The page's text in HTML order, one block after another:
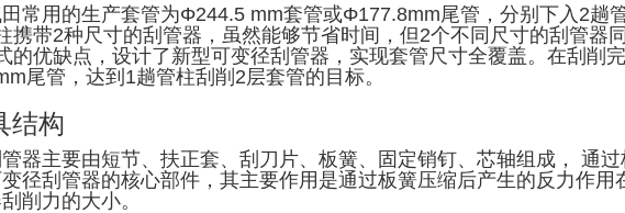
常用的生产套管为Φ244.5 mm套管或Φ177.8mm尾管，分别下入2趟
携带2种尺寸的刮管器，虽然能够节省时间，但2个不同尺寸的刮管器
的优缺点，设计了新型可变径刮管器，实现套管尺寸全覆盖。在刮削
尾管，达到1趟管柱刮削2层套管的目标。
结构
器主要由短节、扶正套、刮刀片、板簧、固定销钉、芯轴组成， 通
径刮管器的核心部件，其主要作用是通过板簧压缩后产生的反力作
削力的大小。